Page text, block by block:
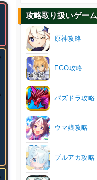
攻略取り扱いゲーム
原神攻略
FGO攻略
パズドラ攻略
ウマ娘攻略
ブルアカ攻略